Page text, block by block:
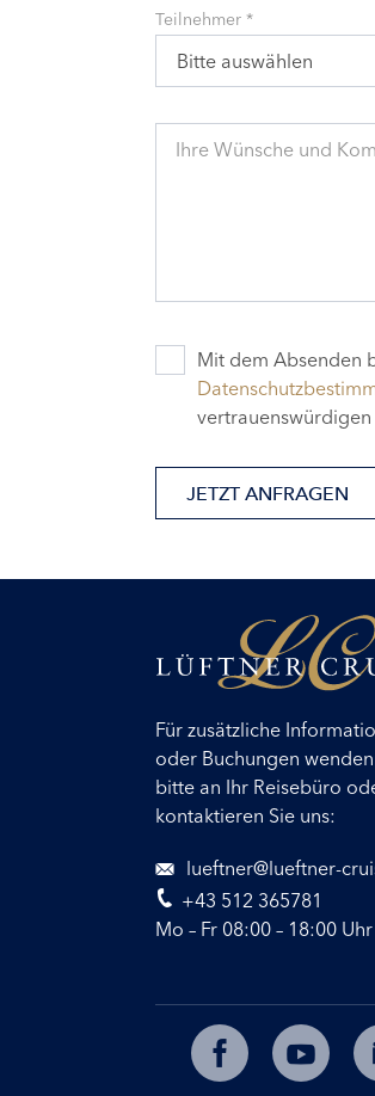
Bitte auswählen
Teilnehmer *
Ihre Wünsche und
Mit dem Absenden
JETZT ANFRAGEN
Für zusätzliche
oder Buchungen wenden
bitte an Ihr Reisebüro
kontaktieren Sie uns:
lueftner@lueftner-
+43 512 365781
Mo – Fr 08:00 – 18:00 Uhr